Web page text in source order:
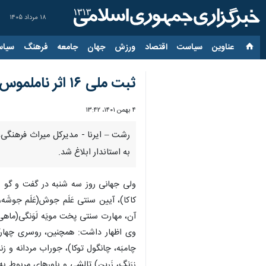
۱۸ مرداد ۱۴۰۵
عناوین‌ سیاست اقتصاد ورزش جهان جامعه فرهنگ
ثبت ملی ۱۶ اثر ناملموس گیلان ابلاغ شد
۴ بهمن ۱۴۰۱، ۱۳:۴۲